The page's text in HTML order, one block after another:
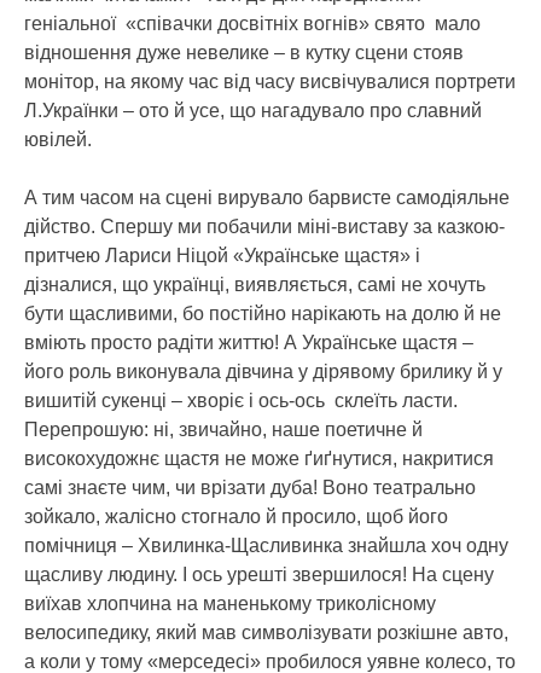
геніальної «співачки досвітніх вогнів» свято мало
відношення дуже невелике – в кутку сцени стояв
монітор, на якому час від часу висвічувалися портрети
Л.Українки – ото й усе, що нагадувало про славний
ювілей.
А тим часом на сцені вирувало барвисте самодіяльне
дійство. Спершу ми побачили міні-виставу за казкою-
притчею Лариси Ніцой «Українське щастя» і
дізналися, що українці, виявляється, самі не хочуть
бути щасливими, бо постійно нарікають на долю й не
вміють просто радіти життю! А Українське щастя –
його роль виконувала дівчина у дірявому брилику й у
вишитій сукенці – хворіє і ось-ось склеїть ласти.
Перепрошую: ні, звичайно, наше поетичне й
високохудожнє щастя не може ґиґнутися, накритися
самі знаєте чим, чи врізати дуба! Воно театрально
зойкало, жалісно стогнало й просило, щоб його
помічниця – Хвилинка-Щасливинка знайшла хоч одну
щасливу людину. І ось урешті звершилося! На сцену
виїхав хлопчина на маненькому триколісному
велосипедику, який мав символізувати розкішне авто,
а коли у тому «мерседесі» пробилося уявне колесо, то